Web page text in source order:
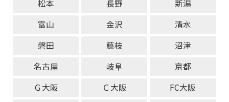
松本
長野
新潟
富山
金沢
清水
磐田
藤枝
沼津
名古屋
岐阜
京都
Ｇ大阪
Ｃ大阪
FC大阪